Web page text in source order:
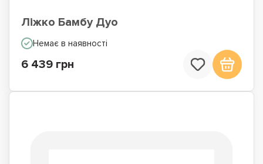
Ліжко Бамбу Дуо
Немає в наявності
6 439 грн